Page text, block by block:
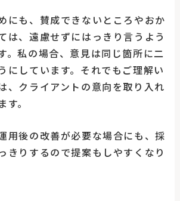
にも、賛成できないところやおか
は、遠慮せずにはっきり言うよう
。私の場合、意見は同じ箇所に二
にしています。それでもご理解い
、クライアントの意向を取り入れ
。
用後の改善が必要な場合にも、採
きりするので提案もしやすくなり